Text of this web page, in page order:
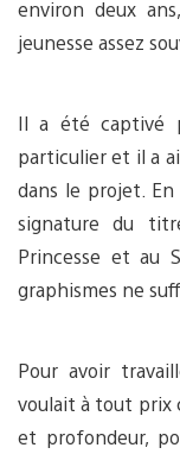
environ deux
jeunesse assez
Il a été captivé
particulier et il a
dans le projet.
signature du
Princesse et au
graphismes ne
Pour avoir
voulait à tout prix
et profondeur,